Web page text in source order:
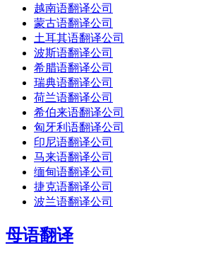
越南语翻译公司
蒙古语翻译公司
土耳其语翻译公司
波斯语翻译公司
希腊语翻译公司
瑞典语翻译公司
荷兰语翻译公司
希伯来语翻译公司
匈牙利语翻译公司
印尼语翻译公司
马来语翻译公司
缅甸语翻译公司
捷克语翻译公司
波兰语翻译公司
母语翻译